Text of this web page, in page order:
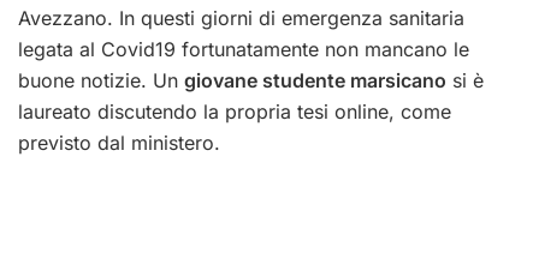
Avezzano. In questi giorni di emergenza sanitaria
legata al Covid19 fortunatamente non mancano le
buone notizie. Un giovane studente marsicano si è
laureato discutendo la propria tesi online, come
previsto dal ministero.